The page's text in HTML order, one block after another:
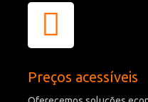
Preços acessíveis